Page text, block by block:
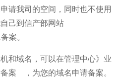
请我司的空间，同时也不使用
己到信产部网站
案。
和域名，可以在管理中心》业
案 ，为您的域名申请备案。